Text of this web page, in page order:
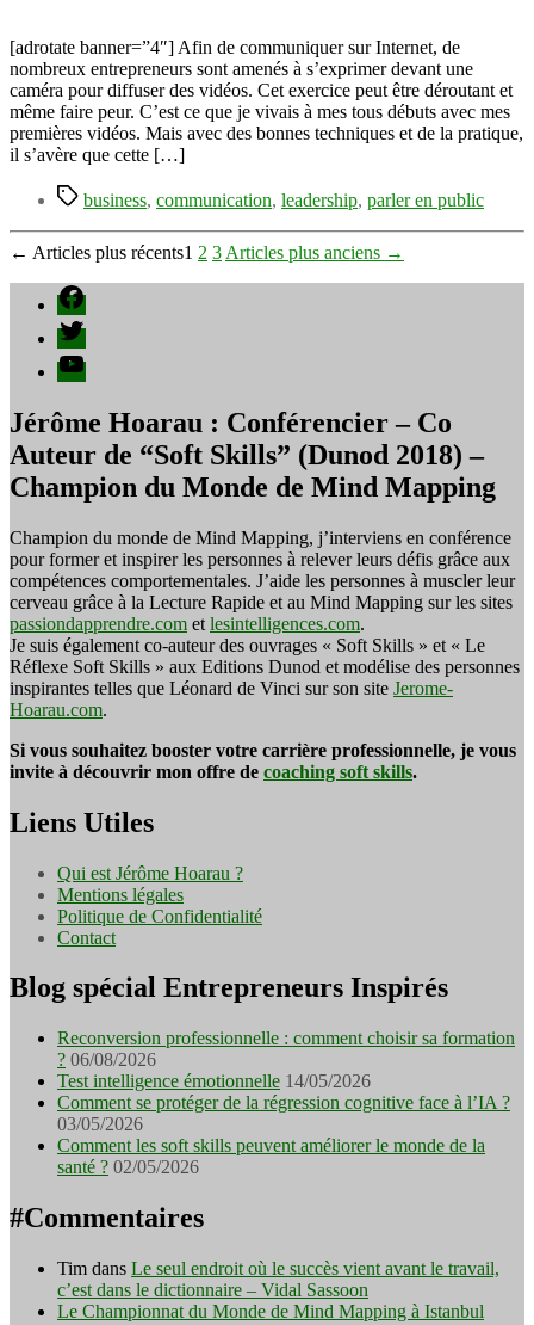
caméra
:
retour
d’expérience
de
avec
MSB
Show
[adrotate banner=”4″] Afin de communiquer sur Internet, de
nombreux entrepreneurs sont amenés à s’exprimer devant une
caméra pour diffuser des vidéos. Cet exercice peut être déroutant et
même faire peur. C’est ce que je vivais à mes tous débuts avec mes
premières vidéos. Mais avec des bonnes techniques et de la pratique,
il s’avère que cette […]
Étiquettes
business, communication, leadership, parler en public
Pagination
des
publications
← Articles plus récents1 2 3 Articles plus anciens →
Facebook
Twitter
YouTube
Jérôme Hoarau : Conférencier – Co
Auteur de “Soft Skills” (Dunod 2018) –
Champion du Monde de Mind Mapping
Champion du monde de Mind Mapping, j’interviens en conférence
pour former et inspirer les personnes à relever leurs défis grâce aux
compétences comportementales. J’aide les personnes à muscler leur
cerveau grâce à la Lecture Rapide et au Mind Mapping sur les sites
passiondapprendre.com et lesintelligences.com.
Je suis également co-auteur des ouvrages « Soft Skills » et « Le
Réflexe Soft Skills » aux Editions Dunod et modélise des personnes
inspirantes telles que Léonard de Vinci sur son site Jerome-
Hoarau.com.
Si vous souhaitez booster votre carrière professionnelle, je vous
invite à découvrir mon offre de coaching soft skills.
Liens Utiles
Qui est Jérôme Hoarau ?
Mentions légales
Politique de Confidentialité
Contact
Blog spécial Entrepreneurs Inspirés
Reconversion professionnelle : comment choisir sa formation
? 06/08/2026
Test intelligence émotionnelle 14/05/2026
Comment se protéger de la régression cognitive face à l’IA ?
03/05/2026
Comment les soft skills peuvent améliorer le monde de la
santé ? 02/05/2026
#Commentaires
Tim dans Le seul endroit où le succès vient avant le travail,
c’est dans le dictionnaire – Vidal Sassoon
Le Championnat du Monde de Mind Mapping à Istanbul